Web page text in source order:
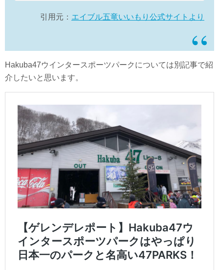
引用元： エイブル五竜いいもり公式サイトより
Hakuba47ウインタースポーツパークについては別記事で紹
介したいと思います。